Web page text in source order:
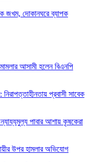
জখম, দোকানঘরে ব্যাপক
আসামী হলেন বিএনপি
প্রবাসী সাবেক
ন্যায্যমুল্য পাবার আশায় কৃষকেরা
উপর হামলার অভিযোগ